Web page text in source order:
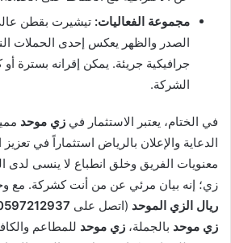
مجموعة الفعاليات: تيشيرت بقطن
الصدر والظهر يعكس إحدى الحملات
جرافيكية جريئة. يمكن إقرانه بسترة
الشركة.
في الختام، يعتبر الاستثمار في زي موحد
الدعاية والإعلان بالرياض استثماراً في تعزيز
معنويات الفريق وخلق انطباع لا ينسى لدى
زي؛ إنه بيان مرئي عن من أنت كشركة. مع
ريال الزي الموحد (اتصل على
زي موحد بالجملة، زي موحد للمطاعم